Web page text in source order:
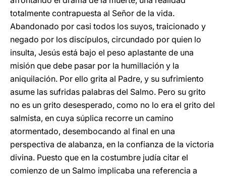
totalmente contrapuesta al Señor de la vida.
Abandonado por casi todos los suyos, traicionado y
negado por los discípulos, circundado por quien lo
insulta, Jesús está bajo el peso aplastante de una
misión que debe pasar por la humillación y la
aniquilación. Por ello grita al Padre, y su sufrimiento
asume las sufridas palabras del Salmo. Pero su grito
no es un grito desesperado, como no lo era el grito del
salmista, en cuya súplica recorre un camino
atormentado, desembocando al final en una
perspectiva de alabanza, en la confianza de la victoria
divina. Puesto que en la costumbre judía citar el
comienzo de un Salmo implicaba una referencia a